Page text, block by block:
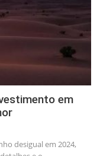
em
desigual em 2024,